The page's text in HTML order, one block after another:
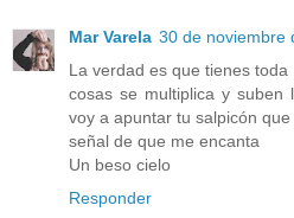
Mar Varela 30 de noviembre
La verdad es que tienes
cosas se multiplica y suben
voy a apuntar tu salpicón
señal de que me encanta
Un beso cielo
Responder